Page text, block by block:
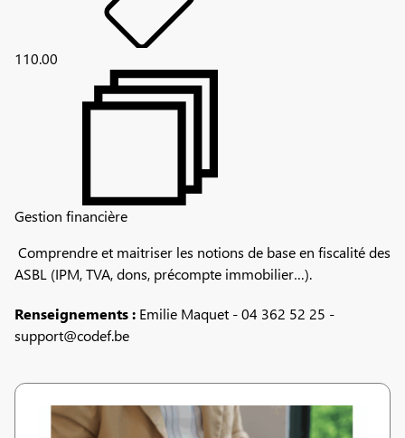
110.00
Gestion financière
Comprendre et maitriser les notions de base en fiscalité des
ASBL (IPM, TVA, dons, précompte immobilier…).
Renseignements : Emilie Maquet - 04 362 52 25 -
support@codef.be